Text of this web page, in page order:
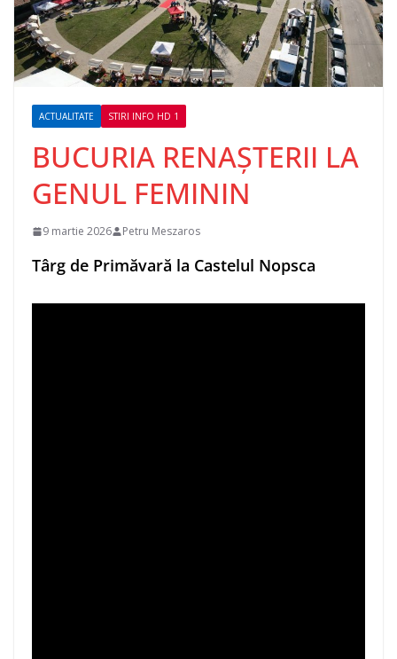
ACTUALITATE STIRI INFO HD 1
BUCURIA RENAȘTERII LA
GENUL FEMININ
9 martie 2026 Petru Meszaros
Târg de Primăvară la Castelul Nopsca